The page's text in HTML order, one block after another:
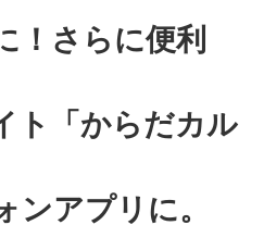
！さらに便利
ト「からだカル
ンアプリに。